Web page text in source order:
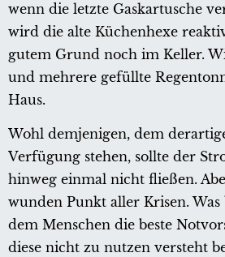
wenn die letzte Gaskartusche
wird die alte Küchenhexe
gutem Grund noch im Keller.
und mehrere gefüllte
Haus.
Wohl demjenigen, dem
Verfügung stehen, sollte der
hinweg einmal nicht fließen.
wunden Punkt aller Krisen.
dem Menschen die beste
diese nicht zu nutzen versteht